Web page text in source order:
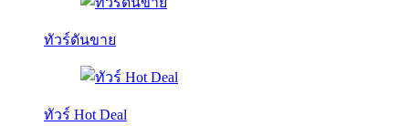
ทัวร์ดันขาย
ทัวร์ Hot Deal